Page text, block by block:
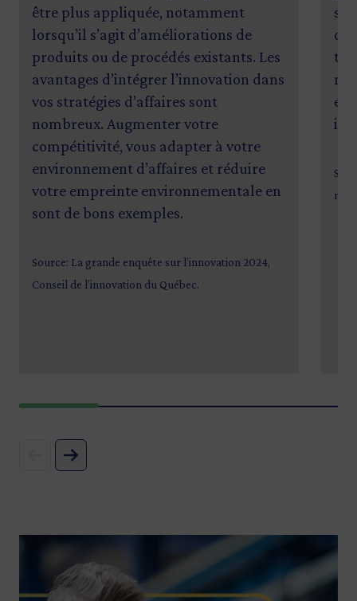
être plus appliquée, notamment
lorsqu’il s’agit d’améliorations de
produits ou de procédés existants. Les
avantages d’intégrer l’innovation dans
vos stratégies d’affaires sont
nombreux. Augmenter votre
compétitivité, vous adapter à votre
environnement d’affaires et réduire
votre empreinte environnementale en
sont de bons exemples.
Source: La grande enquête sur l’innovation 2024,
Conseil de l’innovation du Québec.
Image